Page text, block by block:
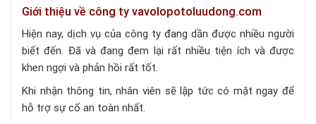
Giới thiệu về công ty vavolopotoluudong.com
Hiện nay, dịch vụ của công ty đang dần được nhiều người
biết đến. Đã và đang đem lại rất nhiều tiện ích và được
khen ngợi và phản hồi rất tốt.
Khi nhận thông tin, nhân viên sẽ lập tức có mặt ngay để
hỗ trợ sự cố an toàn nhất.